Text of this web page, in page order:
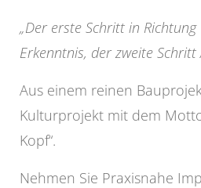
„Der erste Schritt in
Erkenntnis, der zweite Schritt
Aus einem reinen
Kulturprojekt mit dem
Kopf“.
Nehmen Sie Praxisnahe